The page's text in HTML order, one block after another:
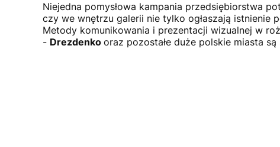
Niejedna pomysłowa kampania przedsiębiorstwa
czy we wnętrzu galerii nie tylko ogłaszają
Metody komunikowania i prezentacji wizualnej w
- Drezdenko oraz pozostałe duże polskie miasta